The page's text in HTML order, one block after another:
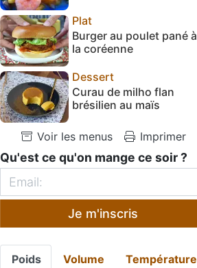
Plat
Burger au poulet pané à
la coréenne
Dessert
Curau de milho flan
brésilien au maïs
Voir les menus Imprimer
Qu'est ce qu'on mange ce soir ?
Je m'inscris
Poids Volume Température